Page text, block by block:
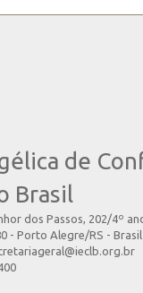
de
Brasil
dos Passos, 202/4º
- Porto Alegre/RS - Brasil